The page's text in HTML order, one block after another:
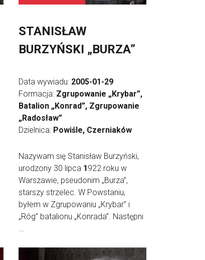
STANISŁAW
BURZYŃSKI „BURZA”
Data wywiadu: 2005-01-29
Formacja: Zgrupowanie „Krybar”,
Batalion „Konrad”, Zgrupowanie
„Radosław”
Dzielnica: Powiśle, Czerniaków
Nazywam się Stanisław Burzyński,
urodzony 30 lipca 1922 roku w
Warszawie, pseudonim „Burza”,
starszy strzelec. W Powstaniu,
byłem w Zgrupowaniu „Krybar” i
„Róg” batalionu „Konrada”. Następni
...